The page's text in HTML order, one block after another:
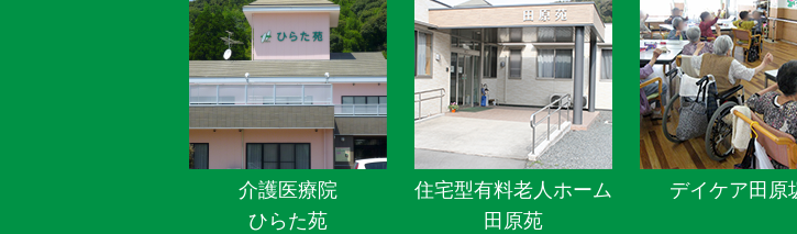
介護医療院
ひらた苑
住宅型有料老人ホーム
田原苑
デイケア田原